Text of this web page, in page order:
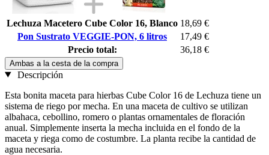
Lechuza Macetero Cube Color 16, Blanco 18,69 €
Pon Sustrato VEGGIE-PON, 6 litros
17,49 €
Precio total:
36,18 €
Ambas a la cesta de la compra
Descripción
Esta bonita maceta para hierbas Cube Color 16 de Lechuza tiene un
sistema de riego por mecha. En una maceta de cultivo se utilizan
albahaca, cebollino, romero o plantas ornamentales de floración
anual. Simplemente inserta la mecha incluida en el fondo de la
maceta y riega como de costumbre. La planta recibe la cantidad de
agua necesaria.